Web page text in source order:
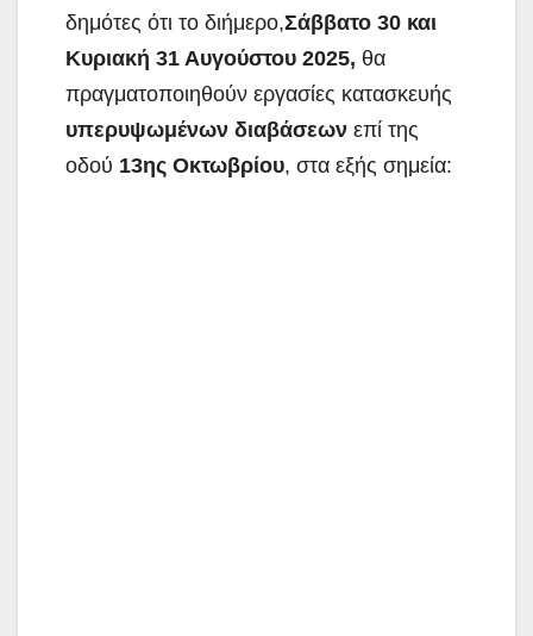
δημότες ότι το διήμερο,Σάββατο 30 και
Κυριακή 31 Αυγούστου 2025, θα
πραγματοποιηθούν εργασίες κατασκευής
υπερυψωμένων διαβάσεων επί της
οδού 13ης Οκτωβρίου, στα εξής σημεία: